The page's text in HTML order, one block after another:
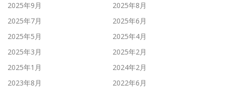
2025年9月
2025年8月
2025年7月
2025年6月
2025年5月
2025年4月
2025年3月
2025年2月
2025年1月
2024年2月
2023年8月
2022年6月